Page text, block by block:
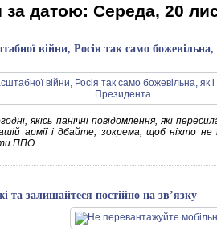
за датою: Середа, 20
війни, Росія так само
якісь панічні повідомлення, які
армії і дбайте, зокрема, щоб ніхто не
ППО.
та залишайтеся постійно на зв’язку